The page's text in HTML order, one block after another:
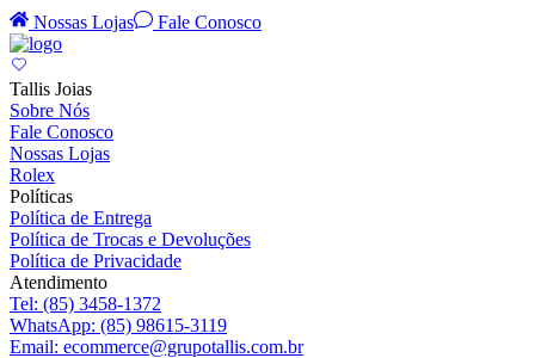
Nossas Lojas Fale Conosco
Tallis Joias
Sobre Nós
Fale Conosco
Nossas Lojas
Rolex
Políticas
Política de Entrega
Política de Trocas e Devoluções
Política de Privacidade
Atendimento
Tel: (85) 3458-1372
WhatsApp: (85) 98615-3119
Email: ecommerce@grupotallis.com.br